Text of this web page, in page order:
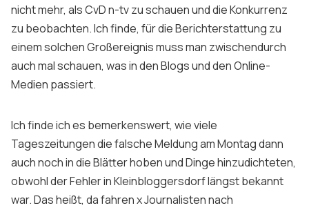
nicht mehr, als CvD n-tv zu schauen und die Konkurrenz
zu beobachten. Ich finde, für die Berichterstattung zu
einem solchen Großereignis muss man zwischendurch
auch mal schauen, was in den Blogs und den Online-
Medien passiert.
Ich finde ich es bemerkenswert, wie viele
Tageszeitungen die falsche Meldung am Montag dann
auch noch in die Blätter hoben und Dinge hinzudichteten,
obwohl der Fehler in Kleinbloggersdorf längst bekannt
war. Das heißt, da fahren x Journalisten nach